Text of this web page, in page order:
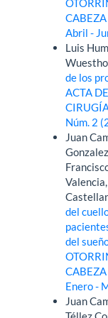
Abril -
Luis
de los
ACTA
Núm. 2
Juan
del
del
Enero -
Juan